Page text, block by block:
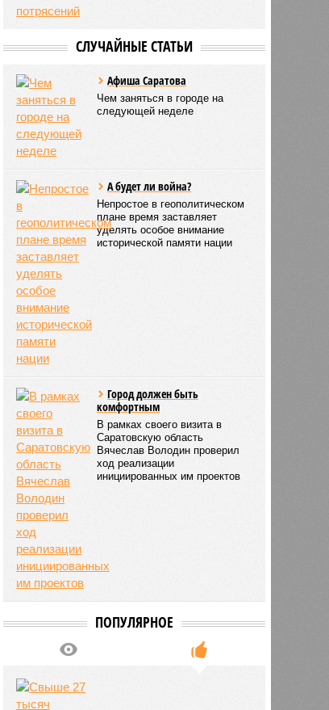
СЛУЧАЙНЫЕ СТАТЬИ
Афиша Саратова
Чем заняться в городе на
следующей неделе
А будет ли война?
Непростое в геополитическом
плане время заставляет
уделять особое внимание
исторической памяти нации
Город должен быть
комфортным
В рамках своего визита в
Саратовскую область
Вячеслав Володин проверил
ход реализации
инициированных им проектов
ПОПУЛЯРНОЕ